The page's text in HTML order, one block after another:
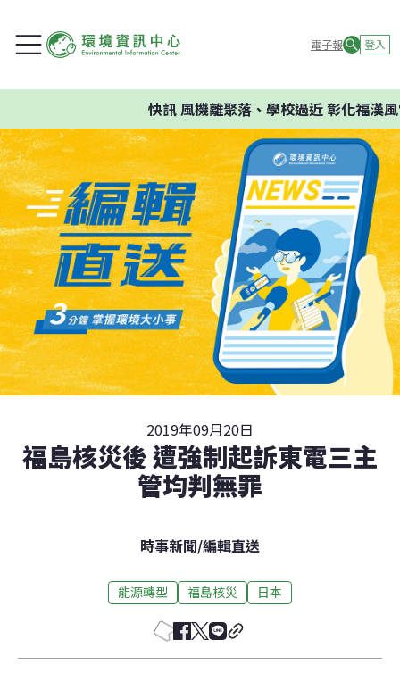
電子報 登入
快訊風機離聚落、學校過近 彰化福漢風
2019年09月20日
福島核災後 遭強制起訴東電三主
管均判無罪
時事新聞/編輯直送
能源轉型 福島核災 日本